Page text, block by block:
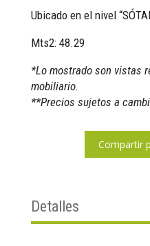
Ubicado en el nivel
Mts2: 48.29
*Lo mostrado son vistas
mobiliario.
**Precios sujetos a
Compartir
Detalles